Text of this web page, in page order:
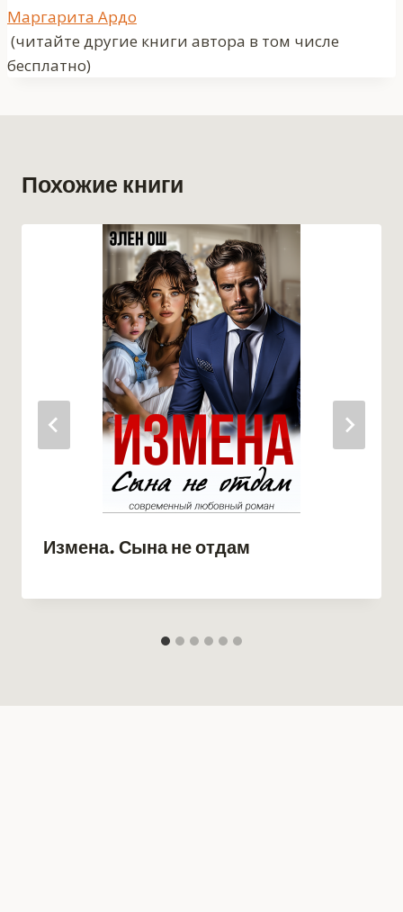
Метки
записи:
Маргарита Ардо
(читайте другие книги автора в том числе
бесплатно)
Похожие книги
Измена. Сына не отдам